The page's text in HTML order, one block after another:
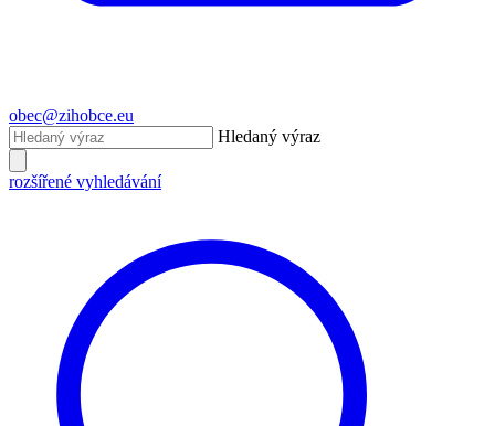
obec@zihobce.eu
Hledaný výraz
rozšířené vyhledávání